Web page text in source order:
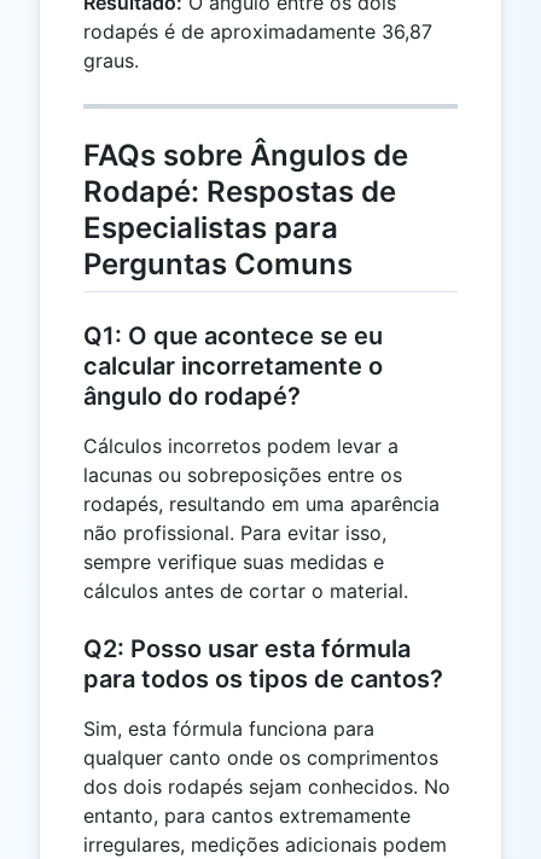
rodapés é de aproximadamente 36,87
graus.
FAQs sobre Ângulos de
Rodapé: Respostas de
Especialistas para
Perguntas Comuns
Q1: O que acontece se eu
calcular incorretamente o
ângulo do rodapé?
Cálculos incorretos podem levar a
lacunas ou sobreposições entre os
rodapés, resultando em uma aparência
não profissional. Para evitar isso,
sempre verifique suas medidas e
cálculos antes de cortar o material.
Q2: Posso usar esta fórmula
para todos os tipos de cantos?
Sim, esta fórmula funciona para
qualquer canto onde os comprimentos
dos dois rodapés sejam conhecidos. No
entanto, para cantos extremamente
irregulares, medições adicionais podem